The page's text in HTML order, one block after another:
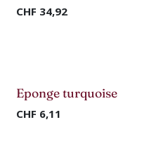
CHF 34,92
Nouveau !
Eponge turquoise
CHF 6,11